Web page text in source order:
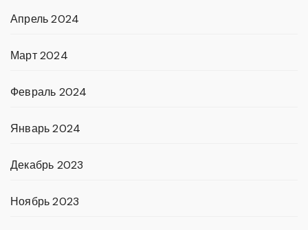
Апрель 2024
Март 2024
Февраль 2024
Январь 2024
Декабрь 2023
Ноябрь 2023